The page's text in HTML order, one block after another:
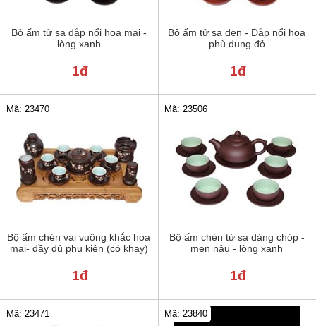
Bộ ấm tử sa đắp nổi hoa mai -
lòng xanh
1đ
Bộ ấm tử sa đen - Đắp nổi hoa
phù dung đỏ
1đ
Bộ ấm chén vai vuông khắc hoa
mai- đầy đủ phụ kiện (có khay)
Mã: 23470
1đ
Bộ ấm chén tử sa dáng chóp -
men nâu - lòng xanh
Mã: 23506
1đ
Mã: 23471 Mã: 23840